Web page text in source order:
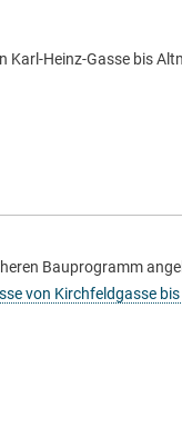
Karl-Heinz-Gasse bis
Bauprogramm
von Kirchfeldgasse